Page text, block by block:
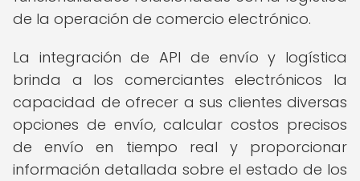
de la operación de comercio electrónico.
La integración de API de envío y logística
brinda a los comerciantes electrónicos la
capacidad de ofrecer a sus clientes diversas
opciones de envío, calcular costos precisos
de envío en tiempo real y proporcionar
información detallada sobre el estado de los